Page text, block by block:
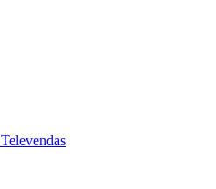
Televendas